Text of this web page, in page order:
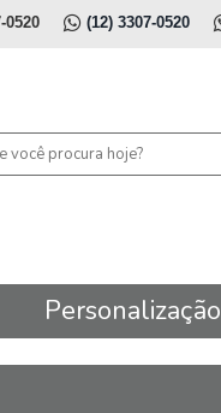
0520 (12) 3307-0520
Personalização